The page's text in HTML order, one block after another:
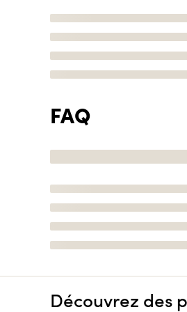
FAQ
Découvrez des